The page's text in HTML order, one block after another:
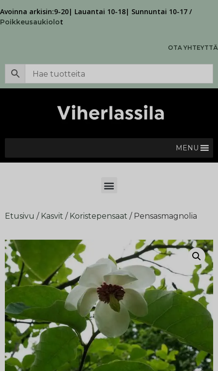
Avoinna arkisin:9-20| Lauantai 10-18| Sunnuntai 10-17 /
Poikkeusaukiolot
OTA YHTEYTTÄ
MENU
Etusivu / Kasvit / Koristepensaat / Pensasmagnolia